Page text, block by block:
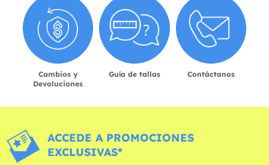
Cambios y
Devoluciones
Guía de tallas Contáctanos
ACCEDE A PROMOCIONES
EXCLUSIVAS*